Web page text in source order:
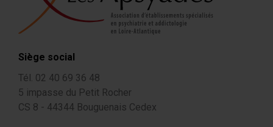
Siège social
Tél. 02 40 69 36 48
5 impasse du Petit Rocher
CS 8 - 44344 Bouguenais Cedex